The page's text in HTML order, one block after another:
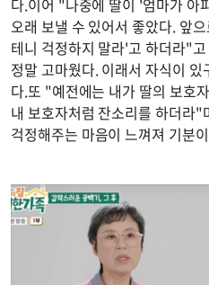
다.이어 "나중에 딸이 '엄마가 아
오래 보낼 수 있어서 좋았다. 앞
테니 걱정하지 말라'고 하더라"
정말 고마웠다. 이래서 자식이
다.또 "예전에는 내가 딸의 보호
내 보호자처럼 잔소리를 하더라
걱정해주는 마음이 느껴져 기분